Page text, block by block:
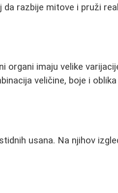
razbije mitove i pruži
organi imaju velike
veličine, boje i
usana. Na njihov